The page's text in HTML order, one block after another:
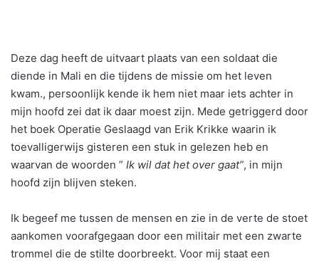
Deze dag heeft de uitvaart plaats van een soldaat die
diende in Mali en die tijdens de missie om het leven
kwam., persoonlijk kende ik hem niet maar iets achter in
mijn hoofd zei dat ik daar moest zijn. Mede getriggerd door
het boek Operatie Geslaagd van Erik Krikke waarin ik
toevalligerwijs gisteren een stuk in gelezen heb en
waarvan de woorden ” Ik wil dat het over gaat”, in mijn
hoofd zijn blijven steken.
Ik begeef me tussen de mensen en zie in de verte de stoet
aankomen voorafgegaan door een militair met een zwarte
trommel die de stilte doorbreekt. Voor mij staat een